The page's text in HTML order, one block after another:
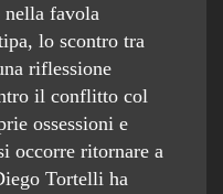
favola
lo scontro tra
riflessione
il conflitto col
ossessioni e
occorre ritornare a
Tortelli ha